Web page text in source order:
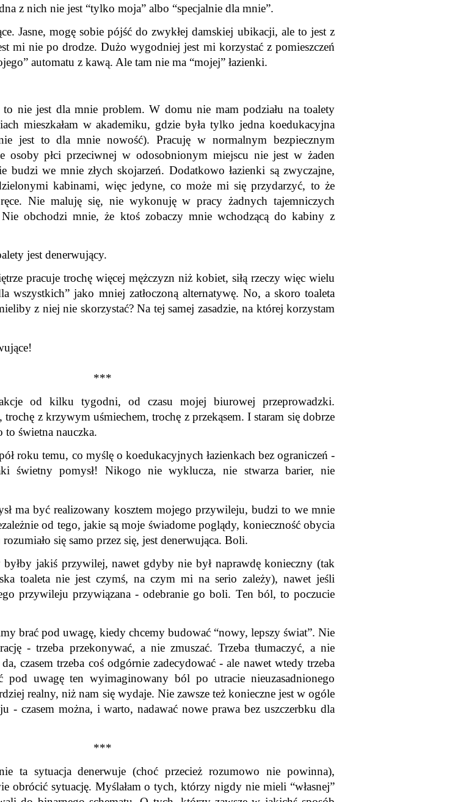
z nich nie jest “tylko moja” albo “specjalnie dla mnie”.
Jasne, mogę sobie pójść do zwykłej damskiej ubikacji, ale to jest z
mi nie po drodze. Dużo wygodniej jest mi korzystać z pomieszczeń
automatu z kawą. Ale tam nie ma “mojej” łazienki.
nie jest dla mnie problem. W domu nie mam podziału na toalety
mieszkałam w akademiku, gdzie była tylko jedna koedukacyjna
jest to dla mnie nowość). Pracuję w normalnym bezpiecznym
osoby płci przeciwnej w odosobnionym miejscu nie jest w żaden
budzi we mnie złych skojarzeń. Dodatkowo łazienki są zwyczajne,
kabinami, więc jedyne, co może mi się przydarzyć, to że
Nie maluję się, nie wykonuję w pracy żadnych tajemniczych
Nie obchodzi mnie, że ktoś zobaczy mnie wchodzącą do kabiny z
jest denerwujący.
pracuje trochę więcej mężczyzn niż kobiet, siłą rzeczy więc wielu
wszystkich” jako mniej zatłoczoną alternatywę. No, a skoro toaleta
z niej nie skorzystać? Na tej samej zasadzie, na której korzystam
***
od kilku tygodni, od czasu mojej biurowej przeprowadzki.
z krzywym uśmiechem, trochę z przekąsem. I staram się dobrze
to świetna nauczka.
roku temu, co myślę o koedukacyjnych łazienkach bez ograniczeń -
świetny pomysł! Nikogo nie wyklucza, nie stwarza barier, nie
ma być realizowany kosztem mojego przywileju, budzi to we mnie
od tego, jakie są moje świadome poglądy, konieczność obycia
się samo przez się, jest denerwująca. Boli.
byłby jakiś przywilej, nawet gdyby nie był naprawdę konieczny (tak
toaleta nie jest czymś, na czym mi na serio zależy), nawet jeśli
przywileju przywiązana - odebranie go boli. Ten ból, to poczucie
brać pod uwagę, kiedy chcemy budować “nowy, lepszy świat”. Nie
- trzeba przekonywać, a nie zmuszać. Trzeba tłumaczyć, a nie
czasem trzeba coś odgórnie zadecydować - ale nawet wtedy trzeba
uwagę ten wyimaginowany ból po utracie nieuzasadnionego
realny, niż nam się wydaje. Nie zawsze też konieczne jest w ogóle
- czasem można, i warto, nadawać nowe prawa bez uszczerbku dla
***
ta sytuacja denerwuje (choć przecież rozumowo nie powinna),
obrócić sytuację. Myślałam o tych, którzy nigdy nie mieli “własnej”